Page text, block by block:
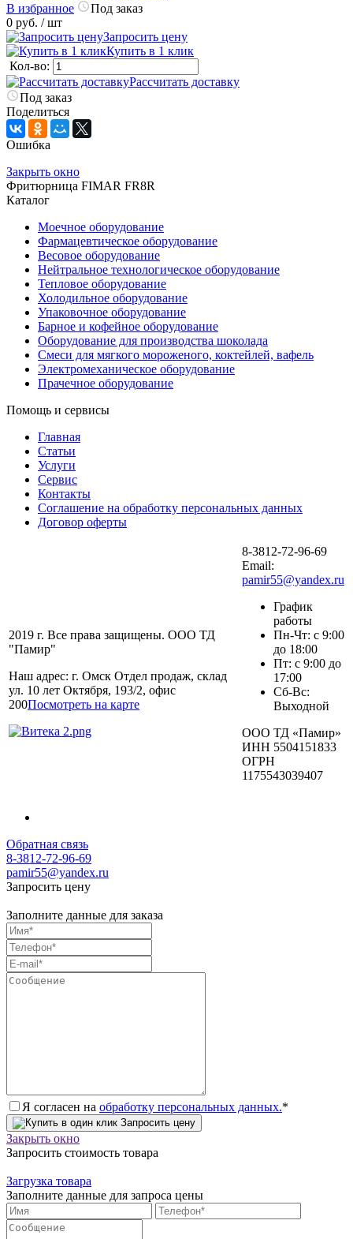
В избранное
Под заказ
0 руб. / шт
Запросить цену
Купить в 1 клик
Кол-во:
Рассчитать доставку
Под заказ
Поделиться
Ошибка
Закрыть окно
Фритюрница FIMAR FR8R
Каталог
Моечное оборудование
Фармацевтическое оборудование
Весовое оборудование
Нейтральное технологическое оборудование
Тепловое оборудование
Холодильное оборудование
Упаковочное оборудование
Барное и кофейное оборудование
Оборудование для производства шоколада
Смеси для мягкого мороженого, коктейлей, вафель
Электромеханическое оборудование
Прачечное оборудование
Помощь и сервисы
Главная
Статьи
Услуги
Сервис
Контакты
Соглашение на обработку персональных данных
Договор оферты
2019 г. Все права защищены. ООО ТД
"Памир"
Наш адрес: г. Омск Отдел продаж, склад
ул. 10 лет Октября, 193/2, офис
200Посмотреть на карте
8-3812-72-96-69
Email:
pamir55@yandex.ru
График
работы
Пн-Чт: с 9:00
до 18:00
Пт: с 9:00 до
17:00
Сб-Вс:
Выходной
ООО ТД «Памир»
ИНН 5504151833
ОГРН
1175543039407
Обратная связь
8-3812-72-96-69
pamir55@yandex.ru
Запросить цену
Заполните данные для заказа
Я согласен на обработку персональных данных.*
Запросить цену
Закрыть окно
Запросить стоимость товара
Загрузка товара
Заполните данные для запроса цены